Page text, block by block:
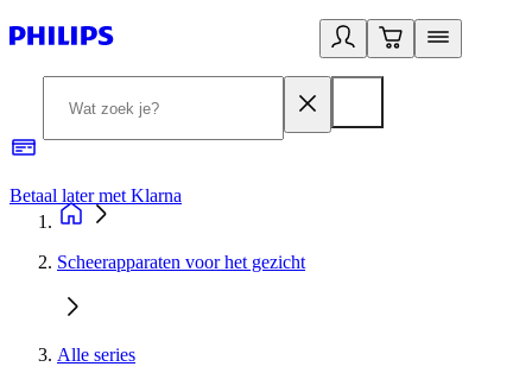
Betaal later met Klarna
Scheerapparaten voor het gezicht
Alle series